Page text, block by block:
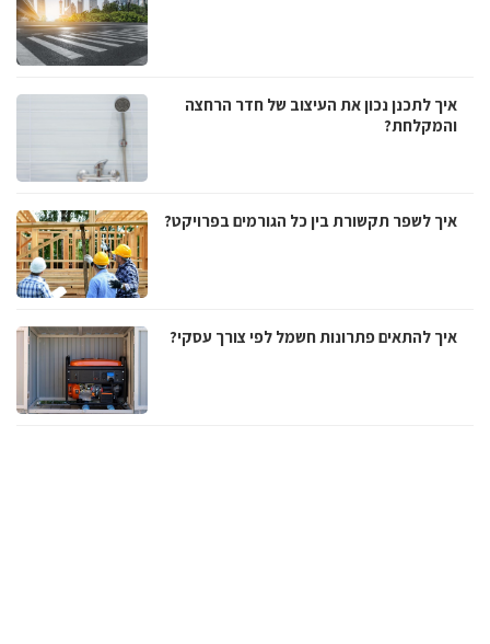
איך לתכנן נכון את העיצוב של חדר הרחצה
והמקלחת?
איך לשפר תקשורת בין כל הגורמים בפרויקט?
איך להתאים פתרונות חשמל לפי צורך עסקי?